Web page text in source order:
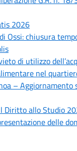
2026
Ossi: chiusura
di utilizzo
nel
–
Diritto allo Studio
delle